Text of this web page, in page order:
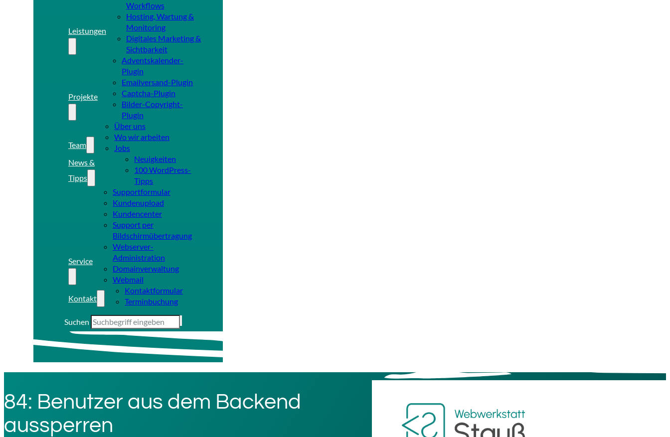
Leistungen
Workflows
Hosting, Wartung &
Monitoring
Digitales Marketing &
Sichtbarkeit
Projekte
Adventskalender-
Plugin
Emailversand-Plugin
Captcha-Plugin
Bilder-Copyright-
Plugin
Team
Über uns
Wo wir arbeiten
Jobs
News &
Tipps
Neuigkeiten
100 WordPress-
Tipps
Service
Supportformular
Kundenupload
Kundencenter
Support per
Bildschirmübertragung
Webserver-
Administration
Domainverwaltung
Webmail
Kontakt
Kontaktformular
Terminbuchung
Suchen
84: Benutzer aus dem Backend
aussperren